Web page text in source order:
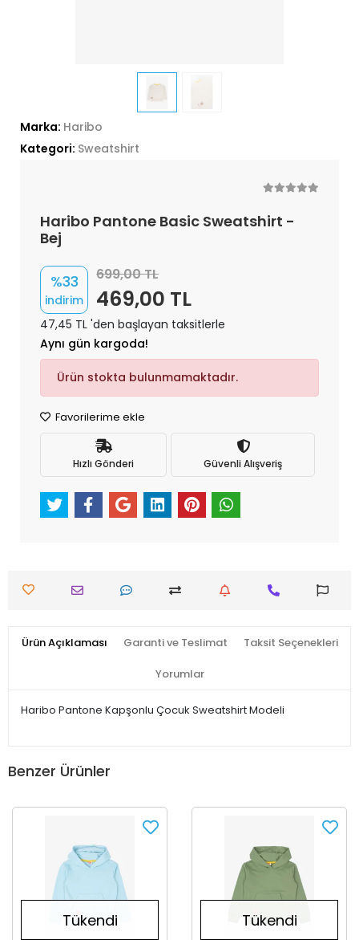
Marka: Haribo
Kategori: Sweatshirt
Haribo Pantone Basic Sweatshirt -
Bej
%33
indirim
699,00 TL
469,00 TL
47,45 TL 'den başlayan taksitlerle
Aynı gün kargoda!
Ürün stokta bulunmamaktadır.
Favorilerime ekle
Hızlı Gönderi Güvenli Alışveriş
Ürün Açıklaması Garanti ve Teslimat Taksit Seçenekleri
Yorumlar
Haribo Pantone Kapşonlu Çocuk Sweatshirt Modeli
Benzer Ürünler
Tükendi Tükendi